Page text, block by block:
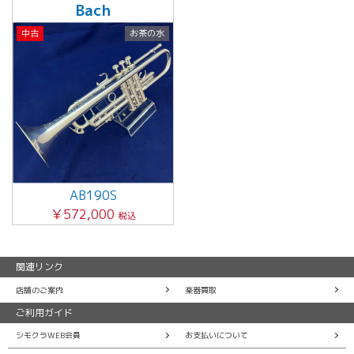
Bach
中古 お茶の水
AB190S
￥572,000 税込
関連リンク
店舗のご案内 楽器買取
ご利用ガイド
シモクラWEB会員 お支払いについて